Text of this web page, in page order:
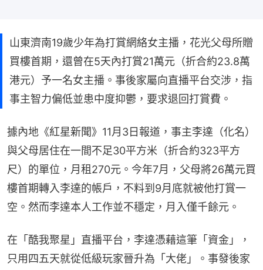
山東濟南19歲少年為打賞網絡女主播，花光父母所贈
買樓首期，還曾在5天內打賞21萬元（折合約23.8萬
港元）予一名女主播。事後家屬向直播平台交涉，指
事主智力偏低並患中度抑鬱，要求退回打賞費。
據內地《紅星新聞》11月3日報道，事主李達（化名）
與父母居住在一間不足30平方米（折合約323平方
尺）的單位，月租270元。今年7月，父母將26萬元買
樓首期轉入李達的帳戶，不料到9月底就被他打賞一
空。然而李達本人工作並不穩定，月入僅千餘元。
在「酷我聚星」直播平台，李達憑藉這筆「資金」，
只用四五天就從低級玩家晉升為「大佬」。事發後家